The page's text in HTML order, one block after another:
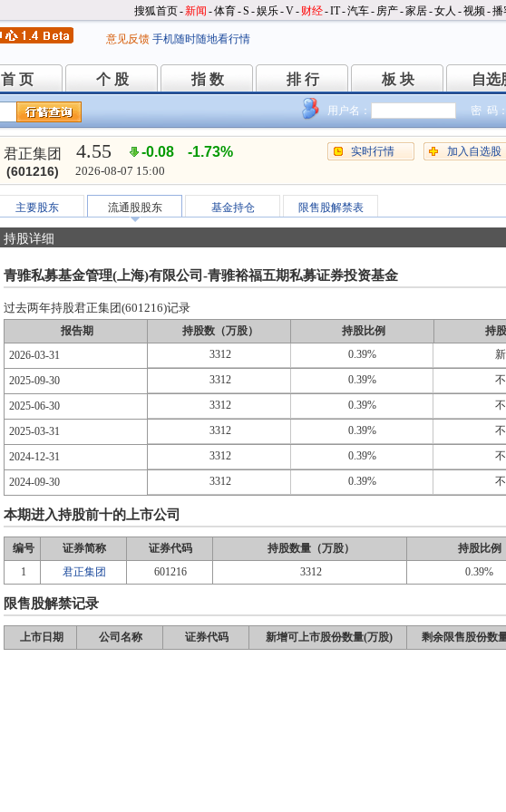
搜狐首页-新闻 -体育-S -娱乐-V- 财经-IT-汽车- 房产-家居-女人 -视频-播
意见反馈 手机随时随地看行情
首 页
首 页 个 股
个 股 指 数
指 数 排 行
排 行 板 块
板 块 自选
自选
用户名： 密 码：
君正集团
(601216)
4.55 -0.08 -1.73%
2026-08-07 15:00
实时行情 加入自选股
主要股东 流通股股东 基金持仓 限售股解禁表
持股详细
青骓私募基金管理(上海)有限公司-青骓裕福五期私募证券投资基金
过去两年持股君正集团(601216)记录
报告期 持股数（万股） 持股比例 持
2026-03-31
3312 0.39%
2025-09-30 3312 0.39%
2025-06-30 3312 0.39%
2025-03-31 3312 0.39%
2024-12-31 3312 0.39%
2024-09-30 3312 0.39%
本期进入持股前十的上市公司
编号 证券简称 证券代码 持股数量（万股） 持股比例
1
君正集团 601216 3312 0.39%
限售股解禁记录
上市日期 公司名称 证券代码 新增可上市股份数量(万股) 剩余限售股份数